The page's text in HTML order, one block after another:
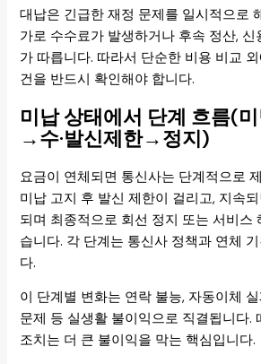
대납은 긴급한 재정 문제를 일시적으로
가로 수수료가 발생하거나 후속 정산,
가 따릅니다. 따라서 단순한 비용 비교
건을 반드시 확인해야 합니다.
미납 상태에서 단계 흐름(
→수·발신제한→정지)
요금이 연체되면 통신사는 단계적으로
미납 고지 후 발신 제한이 걸리고, 지속
되며 최종적으로 회선 정지 또는 서비스
습니다. 각 단계는 통신사 정책과 연체
다.
이 단계별 변화는 연락 불능, 자동이체
문제 등 실생활 불이익으로 직결됩니다.
조치는 더 큰 불이익을 막는 핵심입니다.